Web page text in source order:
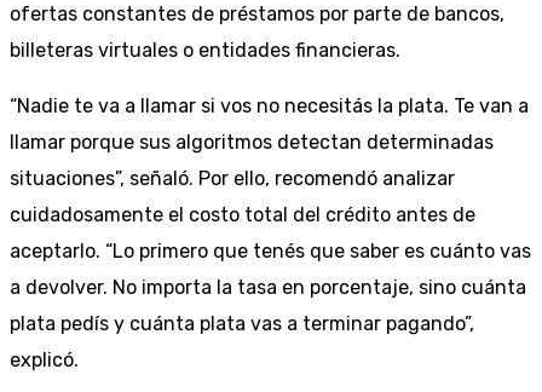
ofertas constantes de préstamos por parte de bancos,
billeteras virtuales o entidades financieras.
“Nadie te va a llamar si vos no necesitás la plata. Te van a
llamar porque sus algoritmos detectan determinadas
situaciones”, señaló. Por ello, recomendó analizar
cuidadosamente el costo total del crédito antes de
aceptarlo. “Lo primero que tenés que saber es cuánto vas
a devolver. No importa la tasa en porcentaje, sino cuánta
plata pedís y cuánta plata vas a terminar pagando”,
explicó.